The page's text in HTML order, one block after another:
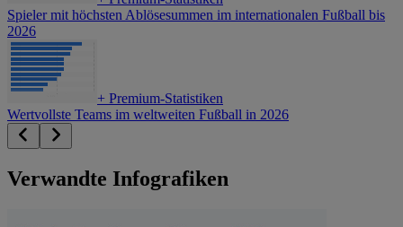
Spieler mit höchsten Ablösesummen im internationalen Fußball bis
2026
+ Premium-Statistiken
Wertvollste Teams im weltweiten Fußball in 2026
Verwandte Infografiken